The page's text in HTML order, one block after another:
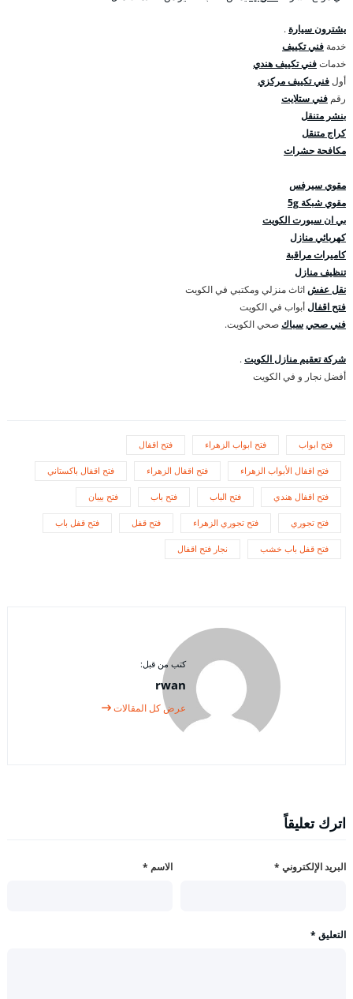
يشترون سيارة.
خدمة فني تكييف
خدماتفني تكييف هندي
أولفني تكييف مركزي
رقم فني ستلايت
بنشر متنقل
كراج متنقل
مكافحة حشرات
مقوي سيرفس
مقوي شبكة 5g
بي ان سبورت الكويت
كهربائي منازل
كاميرات مراقبة
تنظيف منازل
نقل عفشاثاث منزلي ومكتبي في الكويت
فتح اقفالأبواب في الكويت
فني صحيسباك صحي الكويت.
شركة تعقيم منازل الكويت.
أفضل نجار و في الكويت
فتح ابواب فتح ابواب الزهراء فتح اقفال
فتح اقفال الأبواب الزهراء فتح اقفال الزهراء فتح اقفال باكستاني
فتح اقفال هندي فتح الباب فتح باب فتح بيبان
فتح تجوري فتح تجوري الزهراء فتح قفل فتح قفل باب
فتح قفل باب خشب نجار فتح اقفال
كتب من قبل:
rwan
عرض كل المقالات
اترك تعليقاً
الاسم * البريد الإلكتروني *
التعليق *